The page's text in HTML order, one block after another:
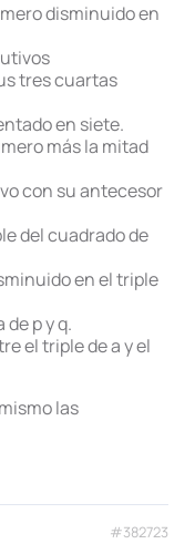
disminuido en
tres cuartas
en siete.
más la mitad
con su antecesor
del cuadrado de
en el triple
p y q.
el triple de a y el
las
#382723